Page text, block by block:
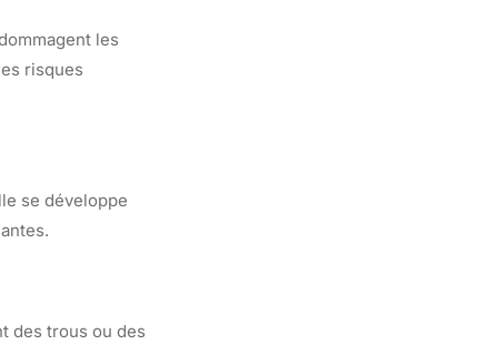
les
risques
se développe
des trous ou des